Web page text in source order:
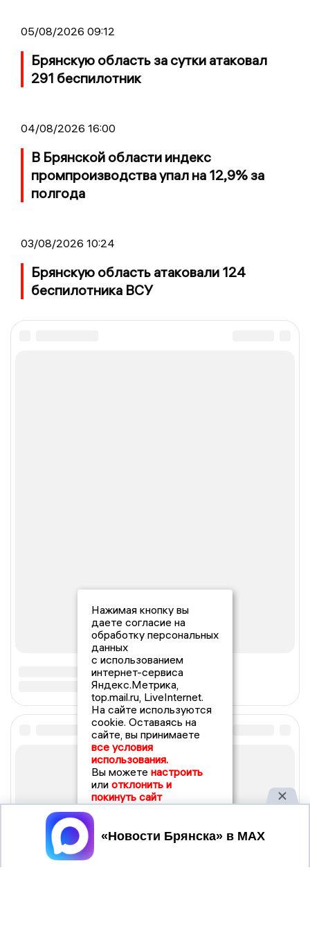
05/08/2026 09:12
Брянскую область за сутки атаковал
291 беспилотник
04/08/2026 16:00
В Брянской области индекс
промпроизводства упал на 12,9% за
полгода
03/08/2026 10:24
Брянскую область атаковали 124
беспилотника ВСУ
Нажимая кнопку вы
даете согласие на
обработку персональных
данных
с использованием
интернет-сервиса
Яндекс.Метрика,
top.mail.ru, LiveInternet.
На сайте используются
cookie. Оставаясь на
сайте, вы принимаете
все условия
использования.
Вы можете настроить
или отклонить и
покинуть сайт
Принять